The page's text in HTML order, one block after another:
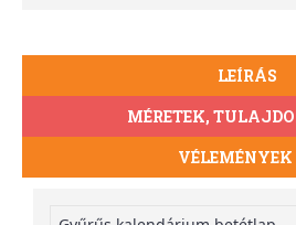
LEÍRÁS
MÉRETEK,
VÉLEMÉNYEK